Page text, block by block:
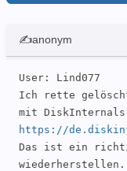
✍anonym
User: Lind077
Ich rette
https://
Das ist ein